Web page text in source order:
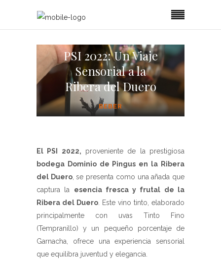
PSI 2022: Un Viaje
Sensorial a la
Ribera del Duero
BEBER
El PSI 2022, proveniente de la prestigiosa
bodega Dominio de Pingus en la Ribera
del Duero, se presenta como una añada que
captura la esencia fresca y frutal de la
Ribera del Duero . Este vino tinto, elaborado
principalmente con uvas Tinto Fino
(Tempranillo) y un pequeño porcentaje de
Garnacha, ofrece una experiencia sensorial
que equilibra juventud y elegancia.